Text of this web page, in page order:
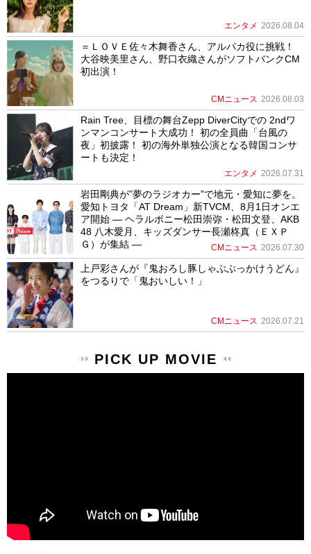
エンタメ 2026.08.04
＝ＬＯＶＥ佐々木舞香さん、アルパカ役に挑戦！
大谷映美里さん、野口衣織さんがソフトバンクCM
初出演！
CMニュース 2026.08.03
Rain Tree、目標の舞台Zepp DiverCityでの 2ndワ
ンマンコンサート大成功！ 初の全員曲「台風の
夜」初披露！ 初の海外単独公演となる韓国コンサ
ートも決定！
エンタメ 2026.07.31
岩田剛典が”夢のラジオカー”で地元・愛知に夢を。
愛知トヨタ「AT Dream」新TVCM、8月1日オンエ
ア開始 ― ヘラルボニー松田崇弥・松田文登、AKB
48 八木愛月、キッズダンサー長瀬柊真（ＥＸＰ
Ｇ）が集結 ―
CMニュース 2026.07.30
上戸彩さんが『鬼おろし豚しゃぶぶっかけうどん』
をつるりで「鬼おいしい！」
CMニュース 2026.07.21
PICK UP MOVIE